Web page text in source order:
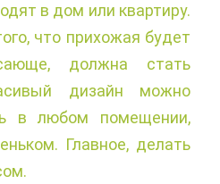
в дом или квартиру.
что прихожая будет
должна стать
дизайн можно
в любом помещении,
Главное, делать